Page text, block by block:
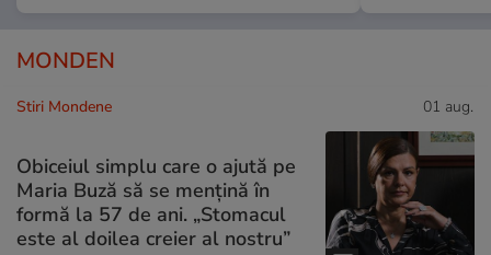
MONDEN
Stiri Mondene 01 aug.
Obiceiul simplu care o ajută pe
Maria Buză să se mențină în
formă la 57 de ani. „Stomacul
este al doilea creier al nostru”